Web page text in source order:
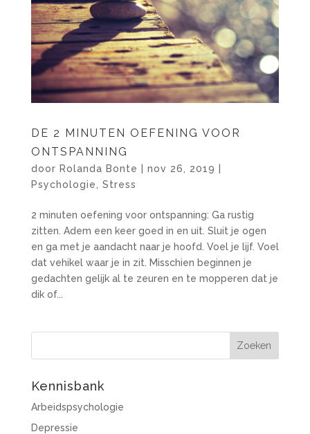
DE 2 MINUTEN OEFENING VOOR
ONTSPANNING
door Rolanda Bonte nov 26, 2019
Psychologie
Stress
2 minuten oefening voor ontspanning: Ga rustig
zitten. Adem een keer goed in en uit. Sluit je ogen
en ga met je aandacht naar je hoofd. Voel je lijf. Voel
dat vehikel waar je in zit. Misschien beginnen je
gedachten gelijk al te zeuren en te mopperen dat je
dik of...
Kennisbank
Arbeidspsychologie
Depressie